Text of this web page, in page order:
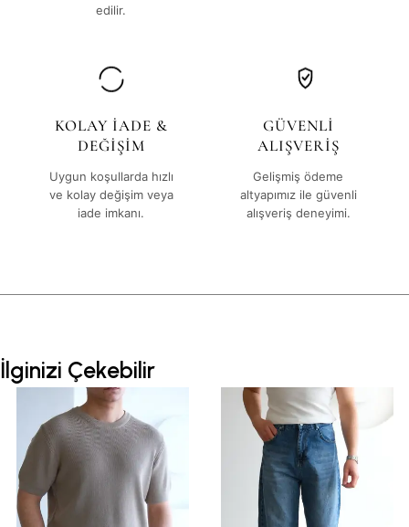
edilir.
KOLAY İADE &
DEĞİŞİM
Uygun koşullarda hızlı
ve kolay değişim veya
iade imkanı.
GÜVENLİ
ALIŞVERİŞ
Gelişmiş ödeme
altyapımız ile güvenli
alışveriş deneyimi.
İlginizi Çekebilir